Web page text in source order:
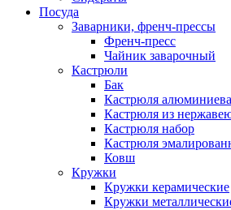
Посуда
Заварники, френч-прессы
Френч-пресс
Чайник заварочный
Кастрюли
Бак
Кастрюля
Кастрюля из
Кастрюля набор
Кастрюля
Ковш
Кружки
Кружки керамические
Кружки